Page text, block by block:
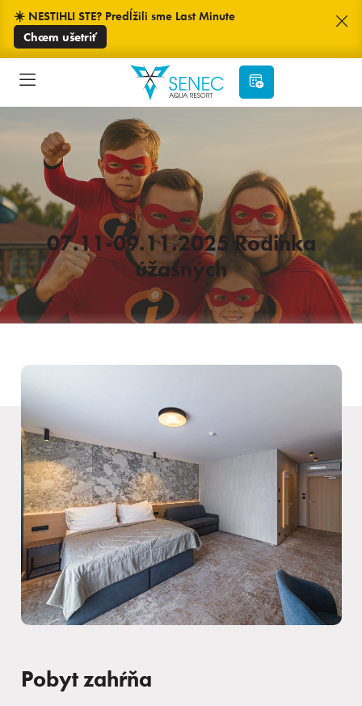
☀️ NESTIHLI STE? Predĺžili sme Last Minute
Chcem ušetriť
07.11-09.11.2025 Rodinka
úžasných
Pobyt zahŕňa